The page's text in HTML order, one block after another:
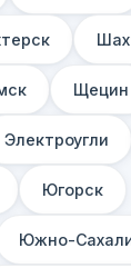
Щецин
Электроугли
Югорск
Южно-